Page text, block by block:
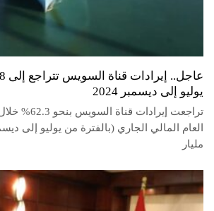
يوليو إلى ديسمبر 2024
تراجعت إيرادات
مليار